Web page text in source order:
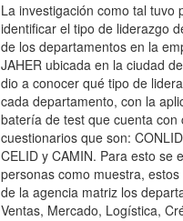
La investigación como tal tuvo
identificar el tipo de liderazgo
de los departamentos en la
JAHER ubicada en la ciudad
dio a conocer qué tipo de
cada departamento, con la
batería de test que cuenta con
cuestionarios que son:
CELID y CAMIN. Para esto se
personas como muestra,
de la agencia matriz los
Ventas, Mercado, Logística,